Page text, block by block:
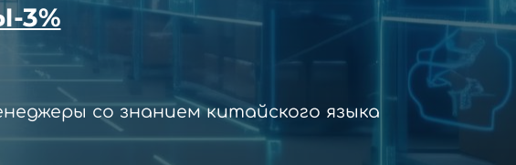
3%
со знанием китайского языка